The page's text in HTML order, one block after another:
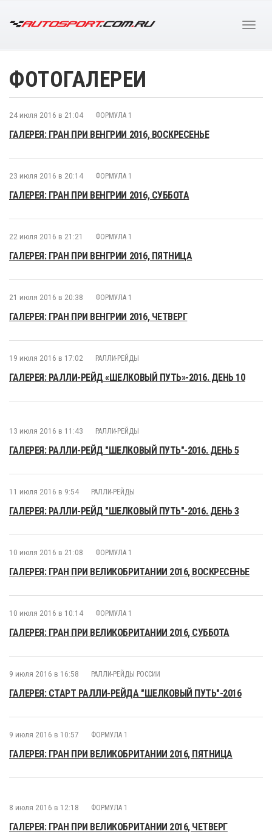
ФОТОГАЛЕРЕИ
24 июля 2016 в 21:04 ФОРМУЛА 1
ГАЛЕРЕЯ: ГРАН ПРИ ВЕНГРИИ 2016, ВОСКРЕСЕНЬЕ
23 июля 2016 в 20:14 ФОРМУЛА 1
ГАЛЕРЕЯ: ГРАН ПРИ ВЕНГРИИ 2016, СУББОТА
22 июля 2016 в 21:21 ФОРМУЛА 1
ГАЛЕРЕЯ: ГРАН ПРИ ВЕНГРИИ 2016, ПЯТНИЦА
21 июля 2016 в 20:38 ФОРМУЛА 1
ГАЛЕРЕЯ: ГРАН ПРИ ВЕНГРИИ 2016, ЧЕТВЕРГ
19 июля 2016 в 17:02 РАЛЛИ-РЕЙДЫ
ГАЛЕРЕЯ: РАЛЛИ-РЕЙД «ШЕЛКОВЫЙ ПУТЬ»-2016. ДЕНЬ 10
13 июля 2016 в 11:43 РАЛЛИ-РЕЙДЫ
ГАЛЕРЕЯ: РАЛЛИ-РЕЙД "ШЕЛКОВЫЙ ПУТЬ"-2016. ДЕНЬ 5
11 июля 2016 в 9:54 РАЛЛИ-РЕЙДЫ
ГАЛЕРЕЯ: РАЛЛИ-РЕЙД "ШЕЛКОВЫЙ ПУТЬ"-2016. ДЕНЬ 3
10 июля 2016 в 21:08 ФОРМУЛА 1
ГАЛЕРЕЯ: ГРАН ПРИ ВЕЛИКОБРИТАНИИ 2016, ВОСКРЕСЕНЬЕ
10 июля 2016 в 10:14 ФОРМУЛА 1
ГАЛЕРЕЯ: ГРАН ПРИ ВЕЛИКОБРИТАНИИ 2016, СУББОТА
9 июля 2016 в 16:58 РАЛЛИ-РЕЙДЫ РОССИИ
ГАЛЕРЕЯ: СТАРТ РАЛЛИ-РЕЙДА "ШЕЛКОВЫЙ ПУТЬ"-2016
9 июля 2016 в 10:57 ФОРМУЛА 1
ГАЛЕРЕЯ: ГРАН ПРИ ВЕЛИКОБРИТАНИИ 2016, ПЯТНИЦА
8 июля 2016 в 12:18 ФОРМУЛА 1
ГАЛЕРЕЯ: ГРАН ПРИ ВЕЛИКОБРИТАНИИ 2016, ЧЕТВЕРГ